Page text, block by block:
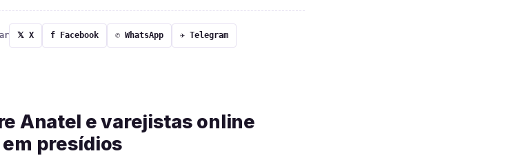
𝕏 X f Facebook ✆ WhatsApp ✈ Telegram
Anatel e varejistas online
presídios